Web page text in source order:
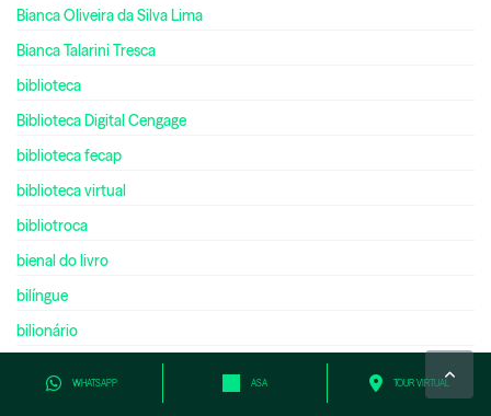
WHATSAPP ASA TOUR VIRTUAL
Bianca Oliveira da Silva Lima
Bianca Talarini Tresca
biblioteca
Biblioteca Digital Cengage
biblioteca fecap
biblioteca virtual
bibliotroca
bienal do livro
bilíngue
bilionário